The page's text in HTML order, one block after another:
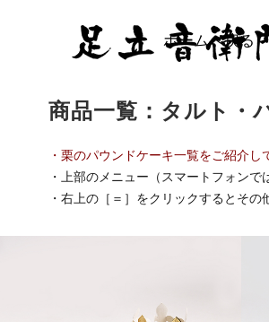
ホームへ戻る
商品一覧：タルト・
・栗のパウンドケーキ一覧をご紹介し
・上部のメニュー（スマートフォンで
・右上の［＝］をクリックするとその